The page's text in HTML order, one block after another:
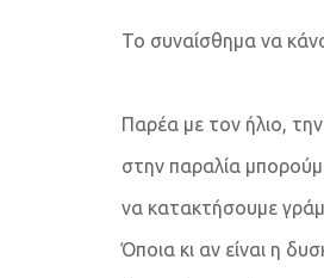
Το συναίσθημα να
Παρέα με τον ήλιο,
στην παραλία
να κατακτήσουμε
Όποια κι αν είναι η